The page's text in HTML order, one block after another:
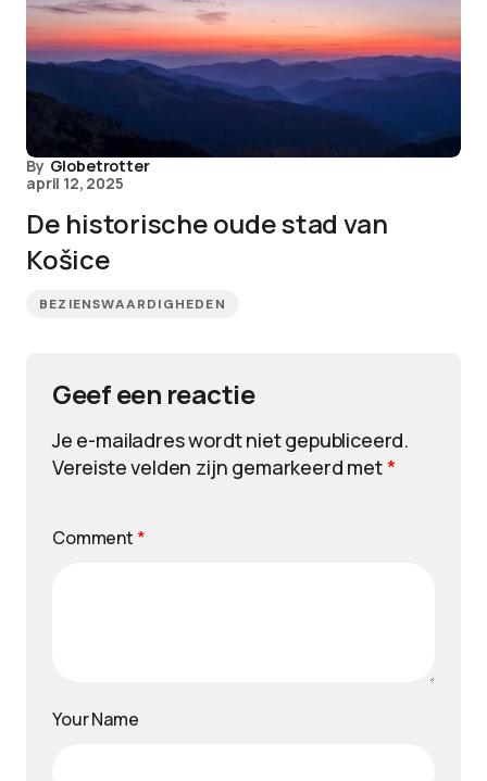
By Globetrotter
april 12, 2025
De historische oude stad van
Košice
BEZIENSWAARDIGHEDEN
Geef een reactie
Je e-mailadres wordt niet gepubliceerd.
Vereiste velden zijn gemarkeerd met*
Comment *
Your Name